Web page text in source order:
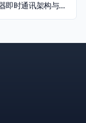
即时通讯架构与容